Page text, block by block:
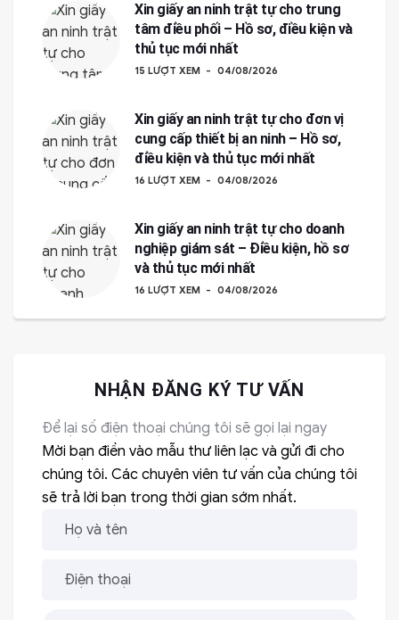
Xin giấy an ninh trật tự cho trung
tâm điều phối – Hồ sơ, điều kiện và
thủ tục mới nhất
15 LƯỢT XEM 04/08/2026
Xin giấy an ninh trật tự cho đơn vị
cung cấp thiết bị an ninh – Hồ sơ,
điều kiện và thủ tục mới nhất
16 LƯỢT XEM 04/08/2026
Xin giấy an ninh trật tự cho doanh
nghiệp giám sát – Điều kiện, hồ sơ
và thủ tục mới nhất
16 LƯỢT XEM 04/08/2026
NHẬN ĐĂNG KÝ TƯ VẤN
Để lại số điện thoại chúng tôi sẽ gọi lại ngay
Mời bạn điền vào mẫu thư liên lạc và gửi đi cho
chúng tôi. Các chuyên viên tư vấn của chúng tôi
sẽ trả lời bạn trong thời gian sớm nhất.